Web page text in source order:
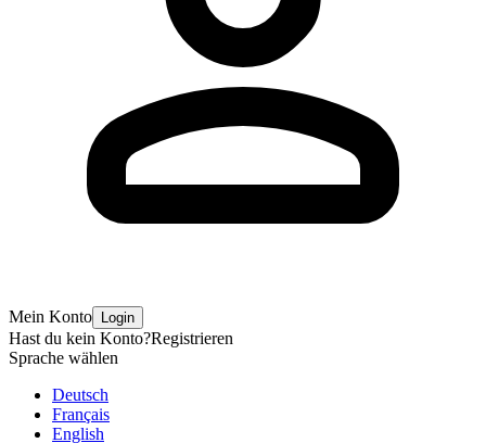
Mein Konto Login
Hast du kein Konto?Registrieren
Sprache wählen
Deutsch
Français
English